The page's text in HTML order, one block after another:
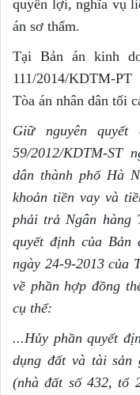
quyền lợi, nghĩa vụ
án sơ thẩm.
Tại Bản án kinh
111/2014/KDTM-
Tòa án nhân dân tối
Giữ nguyên
59/2012/KDTM-ST
dân thành phố Hà
khoản tiền vay và
phải trả Ngân hàng
quyết định của Bản
ngày 24-9-2013 của
về phần hợp đồng
cụ thể:
...Hủy phần quyết
dụng đất và tài sản
(nhà đất số432, tổ